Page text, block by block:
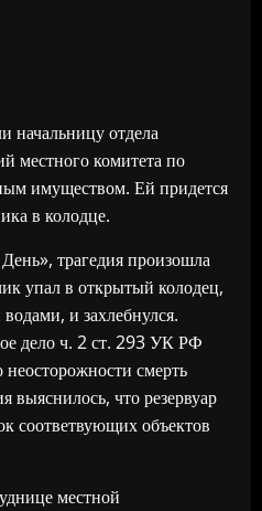
начальницу отдела
местного комитета по
имуществом. Ей придется
в колодце.
трагедия произошла
упал в открытый колодец,
и захлебнулся.
дело ч. 2 ст. 293 УК РФ
смерть
выяснилось, что резервуар
соответвующих объектов
местной